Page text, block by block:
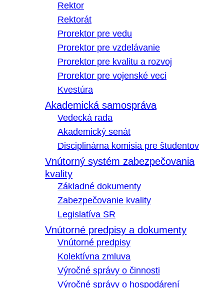
Rektor
Rektorát
Prorektor pre vedu
Prorektor pre vzdelávanie
Prorektor pre kvalitu a rozvoj
Prorektor pre vojenské veci
Kvestúra
Akademická samospráva
Vedecká rada
Akademický senát
Disciplinárna komisia pre študentov
Vnútorný systém zabezpečovania
kvality
Základné dokumenty
Zabezpečovanie kvality
Legislatíva SR
Vnútorné predpisy a dokumenty
Vnútorné predpisy
Kolektívna zmluva
Výročné správy o činnosti
Výročné správy o hospodárení